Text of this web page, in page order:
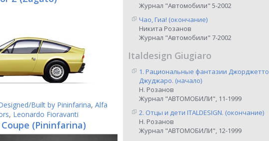
Built by Pininfarina, Alfa
, Leonardo Fioravanti
(Pininfarina)
Журнал "Автомобили" 5-2002
Чао, Гиа! (окончание)
Никита Розанов
Журнал "Автомобили" 7-2002
Italdesign Giugiaro
1. Рациональные фантазии Джорджетто
Джуджаро. (начало)
Н. Розанов
Журнал "АВТОМОБИЛИ", 11-1999
2. Отцы и дети ITALDESIGN. (окончание)
Н. Розанов
Журнал "АВТОМОБИЛИ", 12-1999